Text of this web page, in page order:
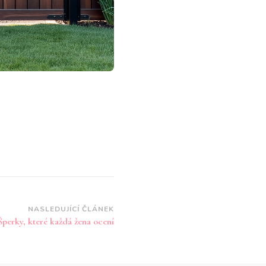
NASLEDUJÍCÍ ČLÁNEK
které každá žena ocení